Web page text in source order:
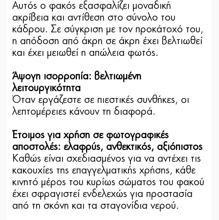
Αυτός ο φακός εξασφαλίζει μοναδική
ακρίβεια και αντίθεση στο σύνολο του
κάδρου. Σε σύγκριση με τον προκάτοχό του,
η απόδοση από άκρη σε άκρη έχει βελτιωθεί
και έχει μειωθεί η απώλεια φωτός.
Άψογη ισορροπία: βελτιωμένη
λειτουργικότητα
Όταν εργάζεστε σε πιεστικές συνθήκες, οι
λεπτομέρειες κάνουν τη διαφορά.
Έτοιμος για χρήση σε φωτογραφικές
αποστολές: ελαφρύς, ανθεκτικός, αξιόπιστος
Καθώς είναι σχεδιασμένος για να αντέχει τις
κακουχίες της επαγγελματικής χρήσης, κάθε
κινητό μέρος του κυρίως σώματος του φακού
έχει σφραγιστεί ενδελεχώς για προστασία
από τη σκόνη και τα σταγονίδια νερού.